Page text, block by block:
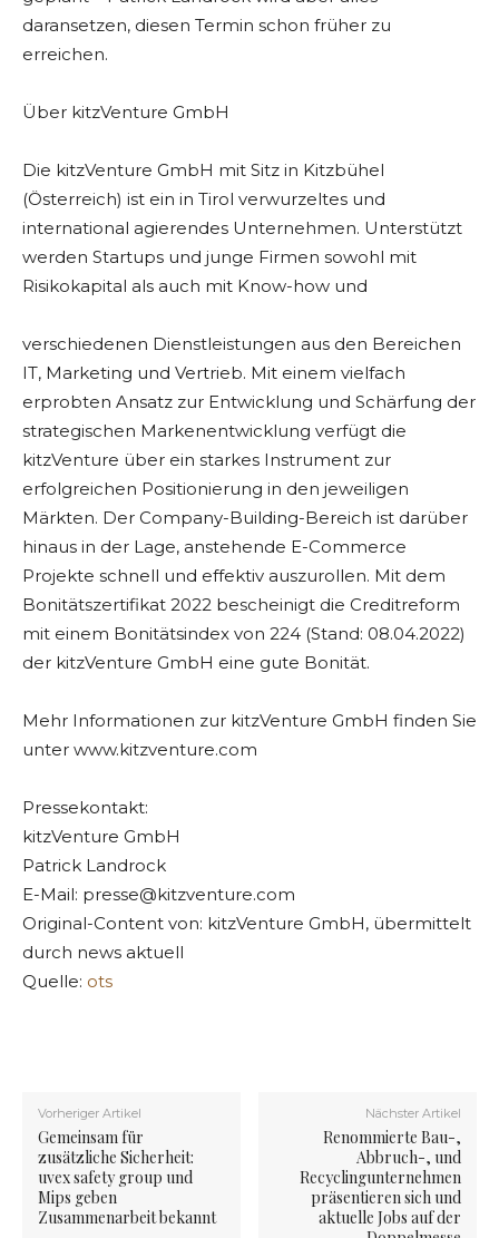
daransetzen, diesen Termin schon früher zu
erreichen.
Über kitzVenture GmbH
Die kitzVenture GmbH mit Sitz in Kitzbühel
(Österreich) ist ein in Tirol verwurzeltes und
international agierendes Unternehmen. Unterstützt
werden Startups und junge Firmen sowohl mit
Risikokapital als auch mit Know-how und
verschiedenen Dienstleistungen aus den Bereichen
IT, Marketing und Vertrieb. Mit einem vielfach
erprobten Ansatz zur Entwicklung und Schärfung der
strategischen Markenentwicklung verfügt die
kitzVenture über ein starkes Instrument zur
erfolgreichen Positionierung in den jeweiligen
Märkten. Der Company-Building-Bereich ist darüber
hinaus in der Lage, anstehende E-Commerce
Projekte schnell und effektiv auszurollen. Mit dem
Bonitätszertifikat 2022 bescheinigt die Creditreform
mit einem Bonitätsindex von 224 (Stand: 08.04.2022)
der kitzVenture GmbH eine gute Bonität.
Mehr Informationen zur kitzVenture GmbH finden Sie
unter www.kitzventure.com
Pressekontakt:
kitzVenture GmbH
Patrick Landrock
E-Mail: presse@kitzventure.com
Original-Content von: kitzVenture GmbH, übermittelt
durch news aktuell
Quelle: ots
Vorheriger Artikel
Gemeinsam für
zusätzliche Sicherheit:
uvex safety group und
Mips geben
Zusammenarbeit bekannt
Nächster Artikel
Renommierte Bau-,
Abbruch-, und
Recyclingunternehmen
präsentieren sich und
aktuelle Jobs auf der